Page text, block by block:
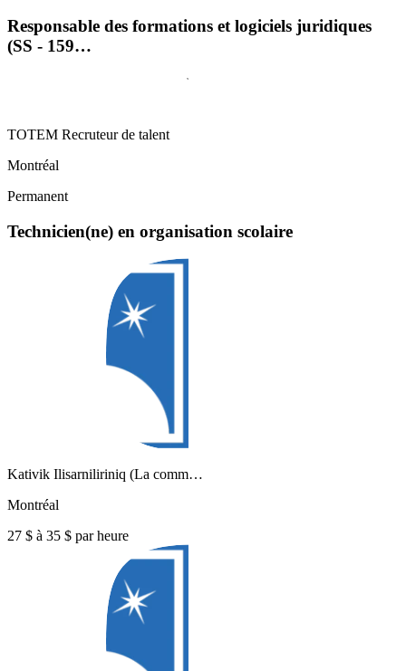
Responsable des formations et logiciels juridiques
(SS - 159…
TOTEM Recruteur de talent
Montréal
Permanent
Technicien(ne) en organisation scolaire
Kativik Ilisarniliriniq (La comm…
Montréal
27 $ à 35 $ par heure